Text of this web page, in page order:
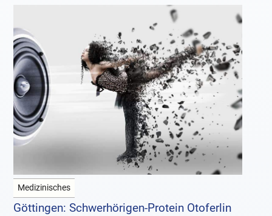
Medizinisches
Göttingen: Schwerhörigen-Protein Otoferlin